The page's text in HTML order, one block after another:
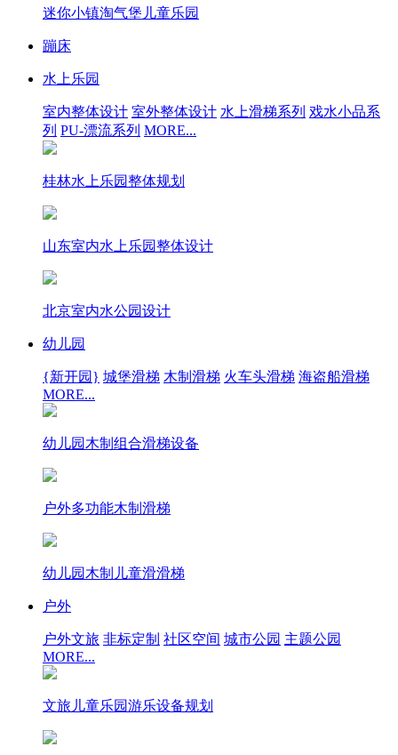
迷你小镇淘气堡儿童乐园
蹦床
水上乐园
室内整体设计 室外整体设计 水上滑梯系列 戏水小品系
列 PU-漂流系列 MORE...
桂林水上乐园整体规划
山东室内水上乐园整体设计
北京室内水公园设计
幼儿园
{新开园} 城堡滑梯 木制滑梯 火车头滑梯 海盗船滑梯
MORE...
幼儿园木制组合滑梯设备
户外多功能木制滑梯
幼儿园木制儿童滑滑梯
户外
户外文旅 非标定制 社区空间 城市公园 主题公园
MORE...
文旅儿童乐园游乐设备规划